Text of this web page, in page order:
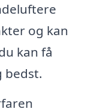
og kan
kan få
bedst.